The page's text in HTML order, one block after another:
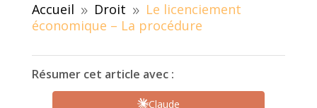
Accueil 9 Droit 9
Le licenciement
économique – La procédure
Résumer cet article avec :
Claude